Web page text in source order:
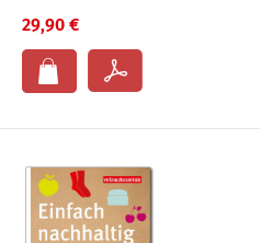
29,90 €